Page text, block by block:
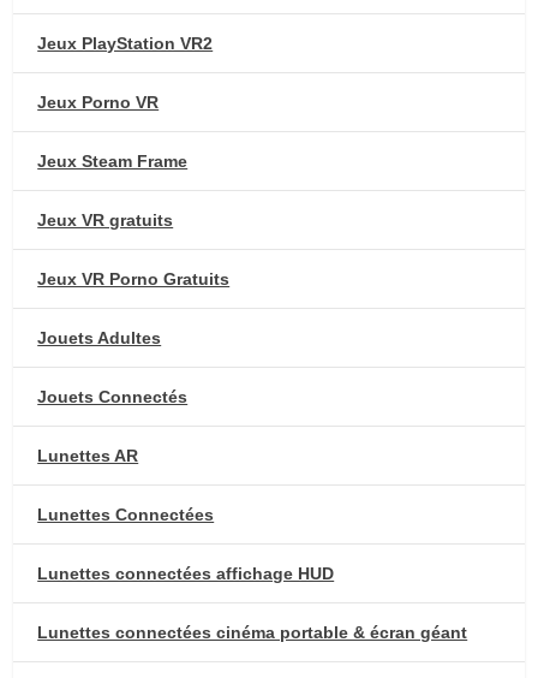
Jeux PlayStation VR2
Jeux Porno VR
Jeux Steam Frame
Jeux VR gratuits
Jeux VR Porno Gratuits
Jouets Adultes
Jouets Connectés
Lunettes AR
Lunettes Connectées
Lunettes connectées affichage HUD
Lunettes connectées cinéma portable & écran géant